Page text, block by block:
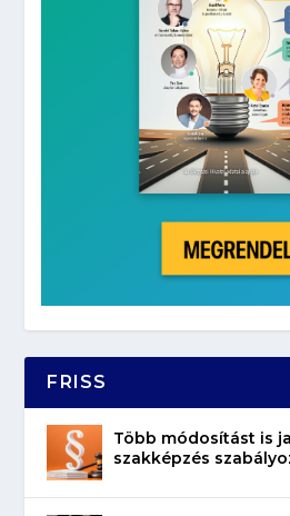
FRISS
Több módosítást is
szakképzés